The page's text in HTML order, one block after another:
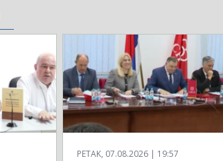
PETAK, 07.08.2026 | 19:57